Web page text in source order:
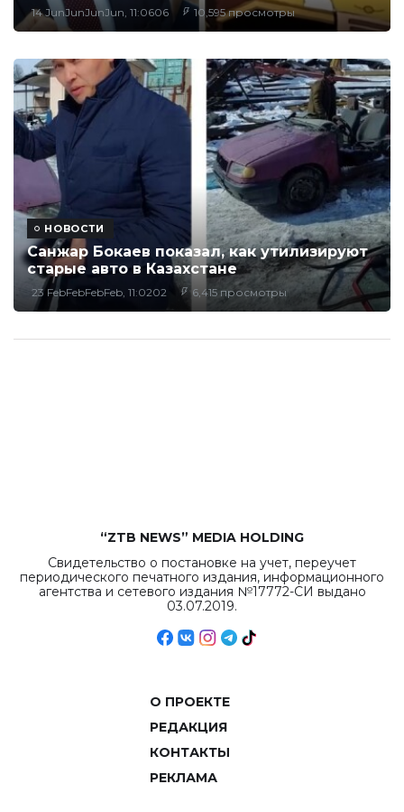
14 JunJunJunJun, 11:0606 10,595 просмотры
НОВОСТИ
Санжар Бокаев показал, как утилизируют
старые авто в Казахстане
23 FebFebFebFeb, 11:0202 6,415 просмотры
“ZTB NEWS” MEDIA HOLDING
Свидетельство о постановке на учет, переучет
периодического печатного издания, информационного
агентства и сетевого издания №17772-СИ выдано
03.07.2019.
О ПРОЕКТЕ
РЕДАКЦИЯ
КОНТАКТЫ
РЕКЛАМА